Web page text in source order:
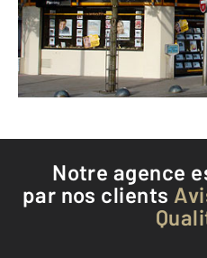
Notre agence
par nos clients